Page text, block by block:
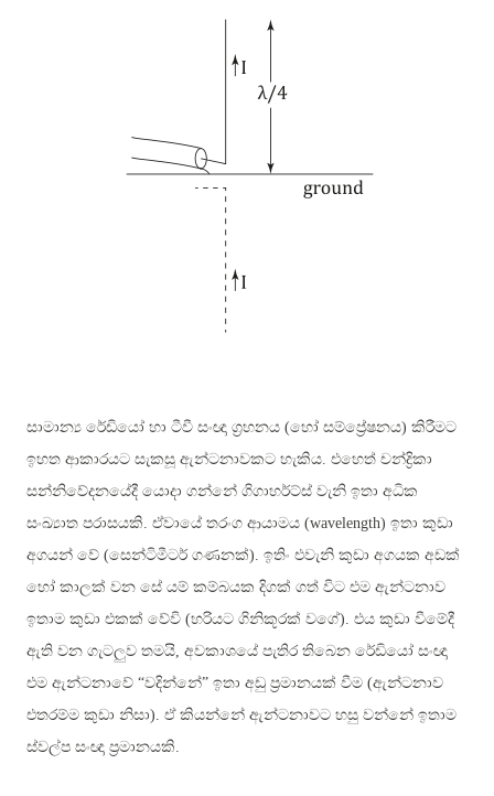
සාමාන්‍ය රේඩියෝ හා ටීවී සංඥා ග්‍රහනය (හෝ සම්ප්‍රේෂනය) කිරීමට
ඉහත ආකාරයට සැකසූ ඇන්ටනාවකට හැකිය. එහෙත් චන්ද්‍රිකා
සන්නිවේදනයේදී යොදා ගන්නේ ගිගාහර්ට්ස් වැනි ඉතා අධික
සංඛ්‍යාත පරාසයකි. ඒවායේ තරංග ආයාමය (wavelength) ඉතා කුඩා
අගයන් වේ (සෙන්ටිමීටර් ගණනක්). ඉතිං එවැනි කුඩා අගයක අඩක්
හෝ කාලක් වන සේ යම් කම්බයක දිගක් ගත් විට එම ඇන්ටනාව
ඉතාම කුඩා එකක් වේවි (හරියට ගිනිකූරක් වගේ). එය කුඩා වීමේදී
ඇති වන ගැටලුව තමයි, අවකාශයේ පැතිර තිබෙන රේඩියෝ සංඥා
එම ඇන්ටනාවේ “වදින්නේ” ඉතා අඩු ප්‍රමානයක් වීම (ඇන්ටනාව
එතරම්ම කුඩා නිසා). ඒ කියන්නේ ඇන්ටනාවට හසු වන්නේ ඉතාම
ස්වල්ප සංඥා ප්‍රමානයකි.